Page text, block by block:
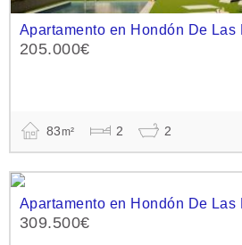
Apartamento en Hondón De Las
205.000€
83m² 2 2
Apartamento en Hondón De Las
309.500€